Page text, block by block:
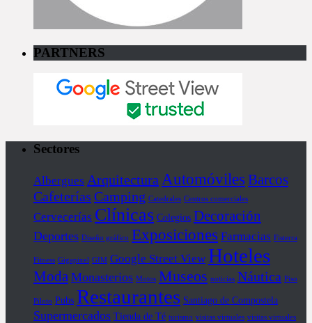
PARTNERS
Sectores
Albergues Arquitectura Automóviles Barcos
Cafeterías Camping Catedrales Centros comerciales
Cervecerías Clínicas Colegios Decoración
Deportes Diseño gráfico Exposiciones Farmacias Fisterra
Fitness Gigapixel GIM Google Street View Hoteles
Moda Monasterios Motos Museos noticias Náutica Piso
Piloto Pubs Restaurantes Santiago de Compostela
Supermercados Tienda de Té turismo visitas virtuales visitas virtuales